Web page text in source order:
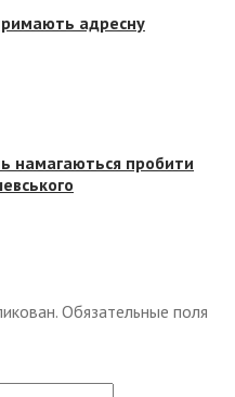
адресну
намагаються пробити
Обязательные поля